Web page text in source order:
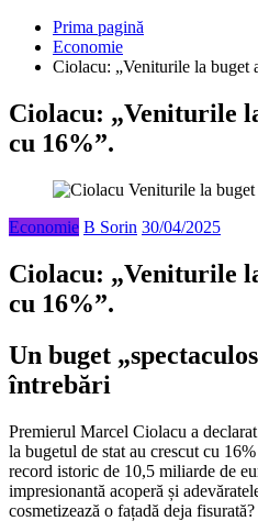
Prima pagină
Economie
Ciolacu: „Veniturile la buget
Ciolacu: „Veniturile
cu 16%”.
Economie B Sorin 30/04/2025
Ciolacu: „Veniturile
cu 16%”.
Un buget
întrebări
Premierul Marcel Ciolacu a
la bugetul de stat au crescut cu
record istoric de 10,5 miliarde de
impresionantă acoperă și
cosmetizează o fațadă deja fisurată?